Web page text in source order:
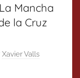
Mancha
la Cruz
Xavier Valls